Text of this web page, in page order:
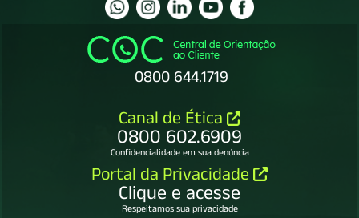
0800 644.1719
Canal de Ética
0800 602.6909
Confidencialidade em sua denúncia
Portal da Privacidade
Clique e acesse
Respeitamos sua privacidade